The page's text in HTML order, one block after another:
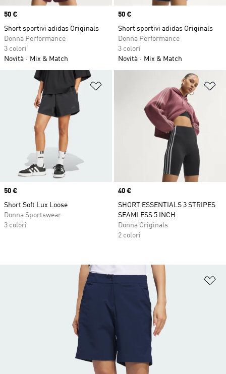
Price
50 €
Short sportivi adidas Originals
Donna Performance
3 colori
Novità
Mix & Match
Price
50 €
Short sportivi adidas Originals
Donna Performance
3 colori
Novità
Mix & Match
Aggiungi alla lista dei desideri
Price
50 €
Short Soft Lux Loose
Donna Sportswear
3 colori
Price
40 €
SHORT ESSENTIALS 3 STRIPES
SEAMLESS 5 INCH
Donna Originals
2 colori